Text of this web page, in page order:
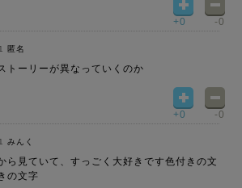
+0 -0
匿名
トーリーが異なっていくのか
+0 -0
みんく
ら見ていて、すっごく大好きです色付きの文
の文字